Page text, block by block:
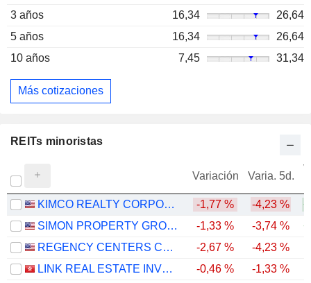
3 años
16,34
26,64
5 años
16,34
26,64
10 años
7,45 31,34
Más cotizaciones
REITs minoristas
Variación Varia. 5d.
KIMCO REALTY CORPORATION -1,77 % -4,23 %
SIMON PROPERTY GROUP, INC.
-1,33 % -3,74 %
REGENCY CENTERS CORPORATION
-2,67 % -4,23 %
LINK REAL ESTATE INVESTMENT TRUST
-0,46 % -1,33 %